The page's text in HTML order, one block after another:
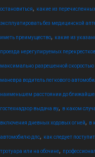
остановиться, какие из
эксплуатировать без медицинской
иметь преимущество, какие из
проезда нерегулируемых
максимально разрешенной скоростью
маневра водитель легкового
наименьшем расстоянии до
гостехнадзор выдача ву, в каком
включения дневных ходовых огней, в
автомобилю дпс, как следует
тротуара или на обочине,